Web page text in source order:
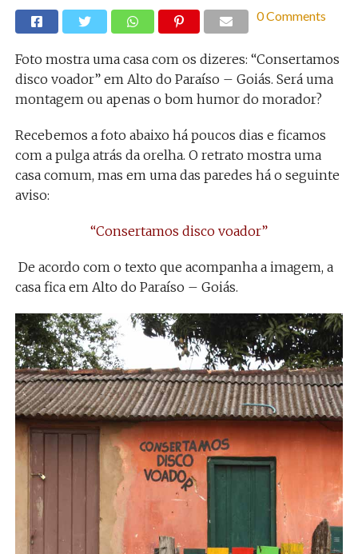
0 Comments
Foto mostra uma casa com os dizeres: “Consertamos
disco voador” em Alto do Paraíso – Goiás. Será uma
montagem ou apenas o bom humor do morador?
Recebemos a foto abaixo há poucos dias e ficamos
com a pulga atrás da orelha. O retrato mostra uma
casa comum, mas em uma das paredes há o seguinte
aviso:
“Consertamos disco voador”
De acordo com o texto que acompanha a imagem, a
casa fica em Alto do Paraíso – Goiás.